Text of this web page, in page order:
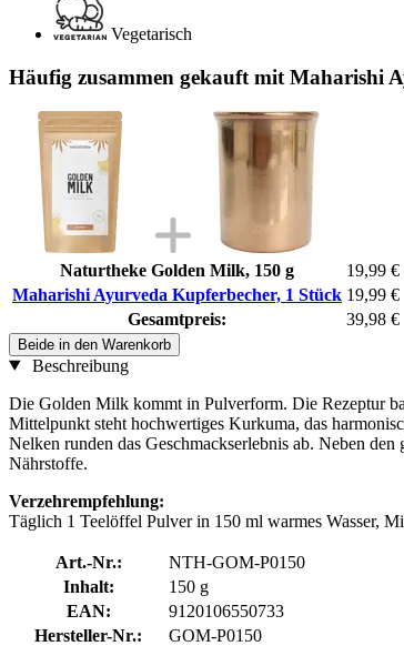
Vegetarisch
Häufig zusammen gekauft mit Maharishi
Naturtheke Golden Milk, 150 g 19,99 €
Maharishi Ayurveda Kupferbecher, 1 Stück 19,99 €
Gesamtpreis:
39,98 €
Beide in den Warenkorb
Beschreibung
Die Golden Milk kommt in Pulverform. Die Rezeptur
Mittelpunkt steht hochwertiges Kurkuma, das
Nelken runden das Geschmackserlebnis ab. Neben
Nährstoffe.
Verzehrempfehlung:
Täglich 1 Teelöffel Pulver in 150 ml warmes Wasser,
Art.-Nr.:
NTH-GOM-P0150
Inhalt:
150 g
EAN:
9120106550733
Hersteller-Nr.:
GOM-P0150